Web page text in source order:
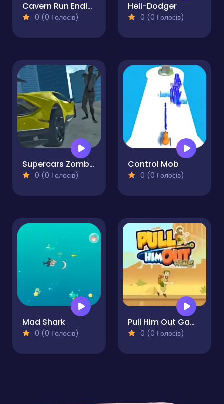
Cavern Run Endless Runner Game
0 (0 Голосів)
Heli-Dodger
0 (0 Голосів)
Supercars Zombie Driving 2
0 (0 Голосів)
Control Mob
0 (0 Голосів)
Mad Shark
0 (0 Голосів)
Pull Him Out Game
0 (0 Голосів)